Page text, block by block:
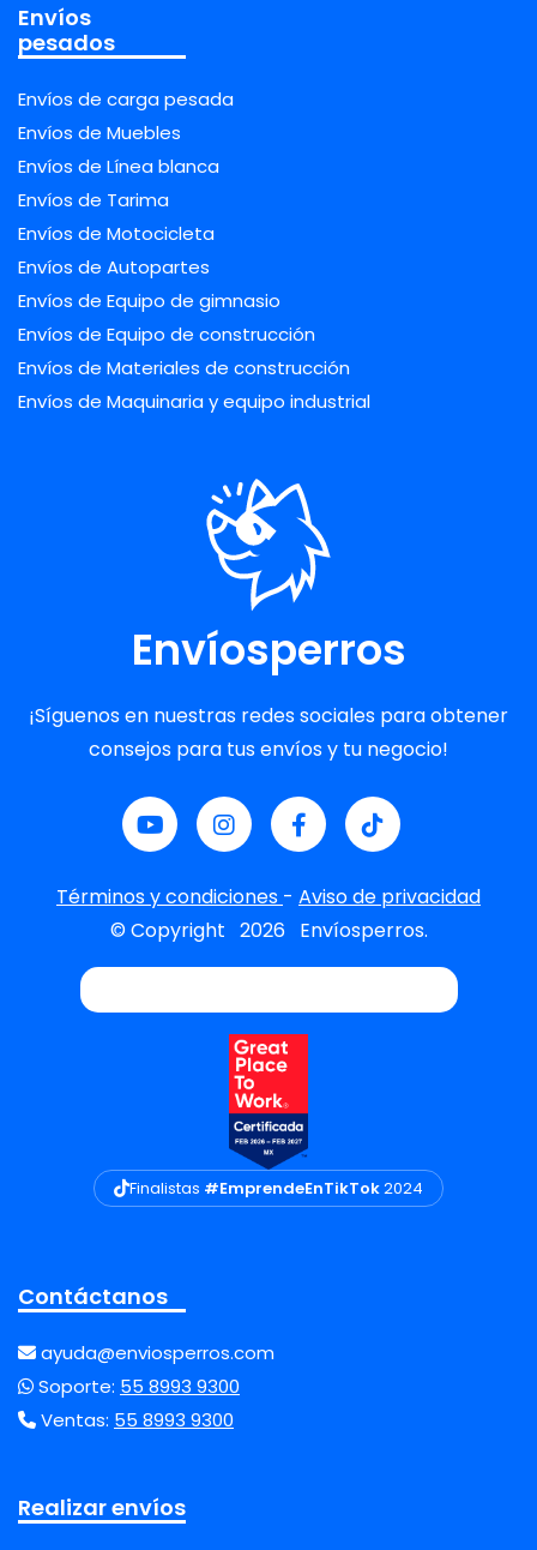
Envíos
pesados
Envíos de carga pesada
Envíos de Muebles
Envíos de Línea blanca
Envíos de Tarima
Envíos de Motocicleta
Envíos de Autopartes
Envíos de Equipo de gimnasio
Envíos de Equipo de construcción
Envíos de Materiales de construcción
Envíos de Maquinaria y equipo industrial
Envíosperros
¡Síguenos en nuestras redes sociales para obtener
consejos para tus envíos y tu negocio!
Términos y condiciones - Aviso de privacidad
© Copyright 2026 Envíosperros.
Finalistas #EmprendeEnTikTok2024
Contáctanos
ayuda@enviosperros.com
Soporte: 55 8993 9300
Ventas: 55 8993 9300
Realizar envíos